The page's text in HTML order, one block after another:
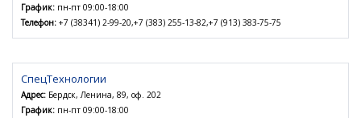
График: пн-пт 09:00-18:00
Телефон: +7 (38341) 2-99-20,+7 (383) 255-13-82,+7 (913) 383-75-75
СпецТехнологии
Адрес: Бердск, Ленина, 89, оф. 202
График: пн-пт 09:00-18:00